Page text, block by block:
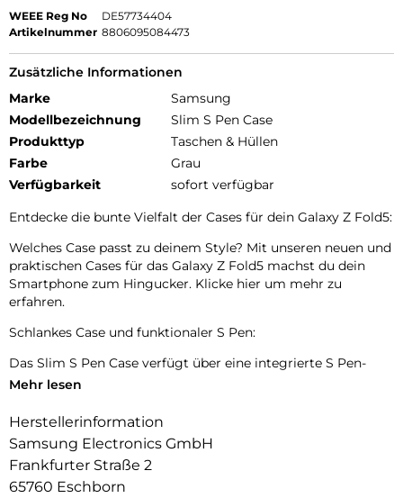
WEEE Reg No
DE57734404
Artikelnummer 8806095084473
Zusätzliche Informationen
Marke
Samsung
Modellbezeichnung
Slim S Pen Case
Produkttyp
Taschen & Hüllen
Farbe
Grau
Verfügbarkeit
sofort verfügbar
Entdecke die bunte Vielfalt der Cases für dein Galaxy Z Fold5:
Welches Case passt zu deinem Style? Mit unseren neuen und
praktischen Cases für das Galaxy Z Fold5 machst du dein
Smartphone zum Hingucker. Klicke hier um mehr zu
erfahren.
Schlankes Case und funktionaler S Pen:
Das Slim S Pen Case verfügt über eine integrierte S Pen-
Halterung an der Rückseite, sodass er schnell griffbereit ist,
Smartphones bleibt dabei erhalten. Mit seinen trendigen
Farboptionen bietet das Case eine elegante und schlanke
Lösung, um deinen S Pen sicher aufzubewahren.
Der S Pen ist schnell zur Hand:
Mehr lesen
Herstellerinformation
Samsung Electronics GmbH
Frankfurter Straße 2
65760 Eschborn